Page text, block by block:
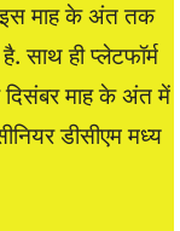
इस माह के अंत तक
साथ ही प्लेटफॉर्म
दिसंबर माह के अंत में
डीसीएम मध्य